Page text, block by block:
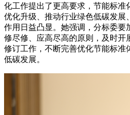
化工作提出了更高要求，节能标准
优化升级、推动行业绿色低碳发展
作用日益凸显。她强调，分标委要
修尽修、应高尽高的原则，及时开
修订工作，不断完善优化节能标准
低碳发展。